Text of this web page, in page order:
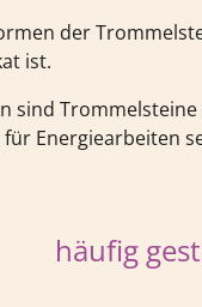
der
ist.
sind
Energiearbeiten
häufig